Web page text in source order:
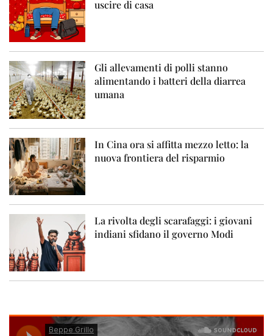
uscire di casa
Gli allevamenti di polli stanno
alimentando i batteri della diarrea
umana
In Cina ora si affitta mezzo letto: la
nuova frontiera del risparmio
La rivolta degli scarafaggi: i giovani
indiani sfidano il governo Modi